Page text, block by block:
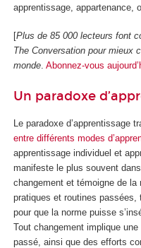
apprentissage, appartenance,
[Plus de 85 000 lecteurs font
The Conversation pour mieux
monde. Abonnez-vous
Un paradoxe
Le paradoxe d’apprentissage
entre différents modes
apprentissage individuel et
manifeste le plus souvent
changement et témoigne de
pratiques et routines passées,
pour que la norme puisse
Tout changement implique
passé, ainsi que des efforts